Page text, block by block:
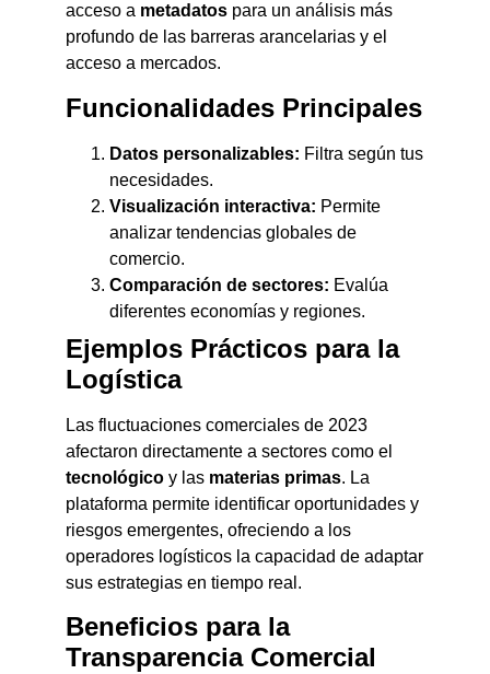
acceso a metadatos para un análisis más
profundo de las barreras arancelarias y el
acceso a mercados.
Funcionalidades Principales
Datos personalizables: Filtra según tus
necesidades.
Visualización interactiva: Permite
analizar tendencias globales de
comercio.
Comparación de sectores: Evalúa
diferentes economías y regiones.
Ejemplos Prácticos para la
Logística
Las fluctuaciones comerciales de 2023
afectaron directamente a sectores como el
tecnológico y las materias primas. La
plataforma permite identificar oportunidades y
riesgos emergentes, ofreciendo a los
operadores logísticos la capacidad de adaptar
sus estrategias en tiempo real.
Beneficios para la
Transparencia Comercial